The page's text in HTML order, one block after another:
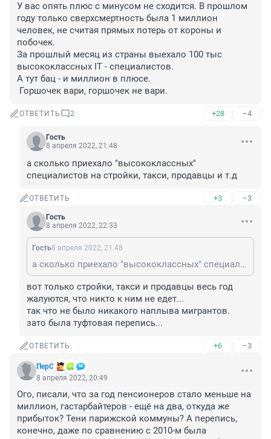
У вас опять плюс с минусом не сходится. В прошлом
году только сверхсмертность была 1 миллион
человек, не считая прямых потерь от короны и
побочек.
За прошлый месяц из страны выехало 100 тыс
высококлассных IT - специалистов.
А тут бац - и миллион в плюсе.
Горшочек вари, горшочек не вари.
ОТВЕТИТЬ 2 +28 –4
Гость
8 апреля 2022, 21:48
а сколько приехало "высококлассных"
специалистов на стройки, такси, продавцы и т.д
ОТВЕТИТЬ +3 –3
Гость
8 апреля 2022, 22:33
Гость8 апреля 2022, 21:48
а сколько приехало "высококлассных" специалистов на стройки, такси, продавцы и т.д
вот только стройки, такси и продавцы весь год
жалуются, что никто к ним не едет...
так что не было никакого наплыва мигрантов.
зато была туфтовая перепись...
ОТВЕТИТЬ +6 –3
ПерС
8 апреля 2022, 20:49
Ого, писали, что за год пенсионеров стало меньше на
миллион, гастарбайтеров - ещё на два, откуда же
прибыток? Тени парижской коммуны? А перепись,
конечно, даже по сравнению с 2010-м была